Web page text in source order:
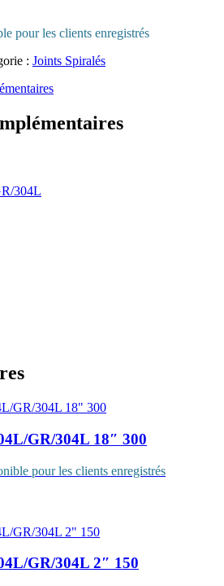
pour les clients enregistrés
: Joints Spiralés
304L
GR/304L 18″ 300
pour les clients enregistrés
GR/304L 2″ 150